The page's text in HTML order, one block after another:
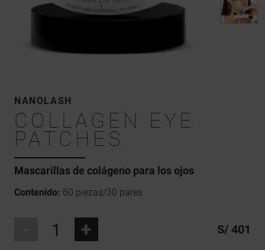
NANOLASH
COLLAGEN EYE
PATCHES
Mascarillas de colágeno para los ojos
Contenido: 60 piezas/30 pares
+ S/ 401